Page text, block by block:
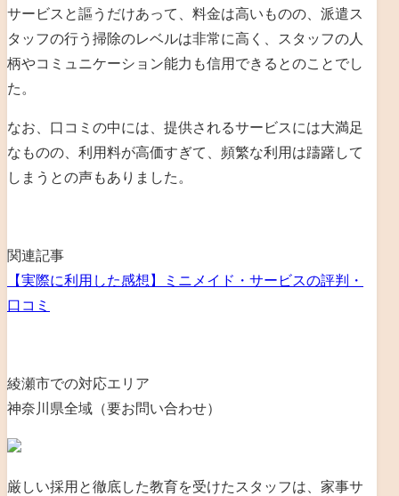
サービスと謳うだけあって、料金は高いものの、派遣ス
タッフの行う掃除のレベルは非常に高く、スタッフの人
柄やコミュニケーション能力も信用できるとのことでし
た。
なお、口コミの中には、提供されるサービスには大満足
なものの、利用料が高価すぎて、頻繁な利用は躊躇して
しまうとの声もありました。
関連記事
【実際に利用した感想】ミニメイド・サービスの評判・
口コミ
綾瀬市での対応エリア
神奈川県全域（要お問い合わせ）
厳しい採用と徹底した教育を受けたスタッフは、家事サ